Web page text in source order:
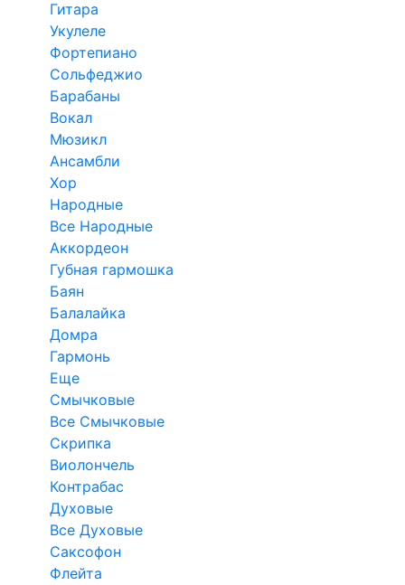
Гитара
Укулеле
Фортепиано
Сольфеджио
Барабаны
Вокал
Мюзикл
Ансамбли
Хор
Народные
Все Народные
Аккордеон
Губная гармошка
Баян
Балалайка
Домра
Гармонь
Еще
Смычковые
Все Смычковые
Скрипка
Виолончель
Контрабас
Духовые
Все Духовые
Саксофон
Флейта